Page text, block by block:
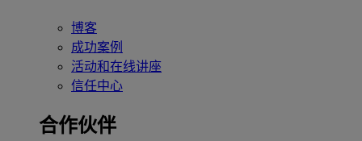
博客
成功案例
活动和在线讲座
信任中心
合作伙伴